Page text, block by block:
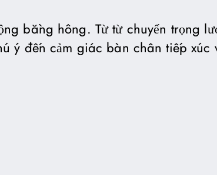
bằng hông. Từ từ chuyển trọng
ý đến cảm giác bàn chân tiếp xúc